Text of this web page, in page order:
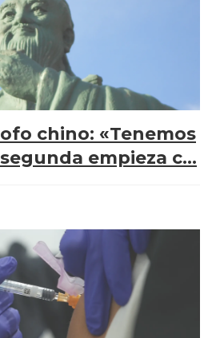
chino: «Tenemos
empieza c...